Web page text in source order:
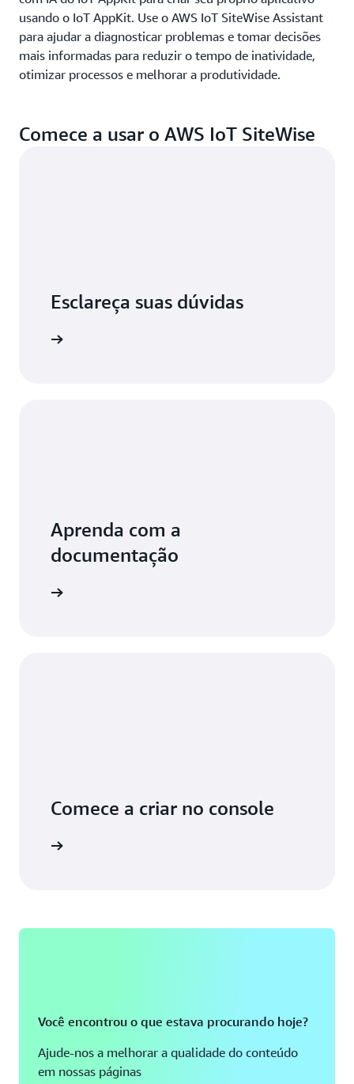
usando o IoT AppKit. Use o AWS IoT SiteWise Assistant
para ajudar a diagnosticar problemas e tomar decisões
mais informadas para reduzir o tempo de inatividade,
otimizar processos e melhorar a produtividade.
Comece a usar o AWS IoT SiteWise
Esclareça suas dúvidas
Aprenda com a
documentação
Comece a criar no console
Você encontrou o que estava procurando hoje?
Ajude-nos a melhorar a qualidade do conteúdo
em nossas páginas